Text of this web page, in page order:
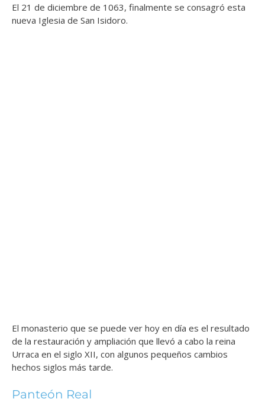
El 21 de diciembre de 1063, finalmente se consagró esta
nueva Iglesia de San Isidoro.
El monasterio que se puede ver hoy en día es el resultado
de la restauración y ampliación que llevó a cabo la reina
Urraca en el siglo XII, con algunos pequeños cambios
hechos siglos más tarde.
Panteón Real